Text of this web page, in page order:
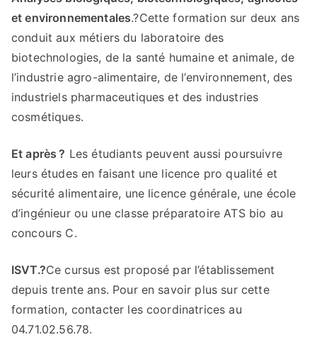
et environnementales.?Cette formation sur deux ans
conduit aux métiers du laboratoire des
biotechnologies, de la santé humaine et animale, de
l’industrie agro-alimentaire, de l’environnement, des
industriels pharmaceutiques et des industries
cosmétiques.
Et après ? Les étudiants peuvent aussi poursuivre
leurs études en faisant une licence pro qualité et
sécurité alimentaire, une licence générale, une école
d’ingénieur ou une classe préparatoire ATS bio au
concours C.
ISVT.?Ce cursus est proposé par l’établissement
depuis trente ans. Pour en savoir plus sur cette
formation, contacter les coordinatrices au
04.71.02.56.78.